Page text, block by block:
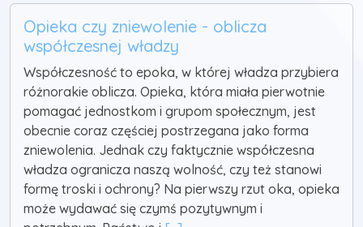
Opieka czy zniewolenie - oblicza
współczesnej władzy
Współczesność to epoka, w której władza przybiera
różnorakie oblicza. Opieka, która miała pierwotnie
pomagać jednostkom i grupom społecznym, jest
obecnie coraz częściej postrzegana jako forma
zniewolenia. Jednak czy faktycznie współczesna
władza ogranicza naszą wolność, czy też stanowi
formę troski i ochrony? Na pierwszy rzut oka, opieka
może wydawać się czymś pozytywnym i